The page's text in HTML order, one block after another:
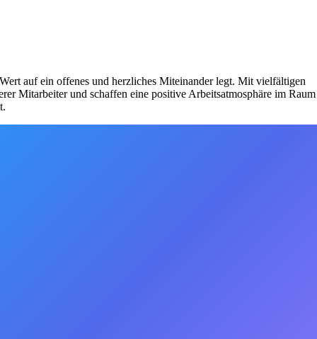
auf ein offenes und herzliches Miteinander legt. Mit vielfältigen
Mitarbeiter und schaffen eine positive Arbeitsatmosphäre im Raum